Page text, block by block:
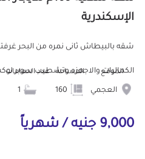
الإسكندرية
شقه بالبيطاش ثانى نمره من البحر
الكماليات والاجهزه وتشطيب سوبر
الموقع
العجمي
المساحة عدد الحمامات
9,000 جنيه / شهرياً